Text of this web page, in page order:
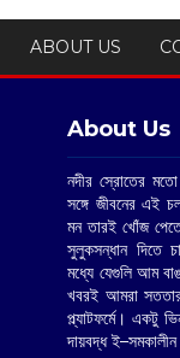
ABOUT US
About Us
নদীর স্রোতের
সঙ্গে জীবনের এই
মন তারই খোঁজ
সুলুকসন্ধান দিতে
মধ্যে যেগুলি আম
খবরই আমরা
প্ল্যাটফর্মে। একটু
দায়বদ্ধ